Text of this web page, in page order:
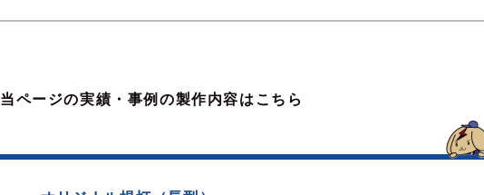
当ページの実績・事例の製作内容はこちら